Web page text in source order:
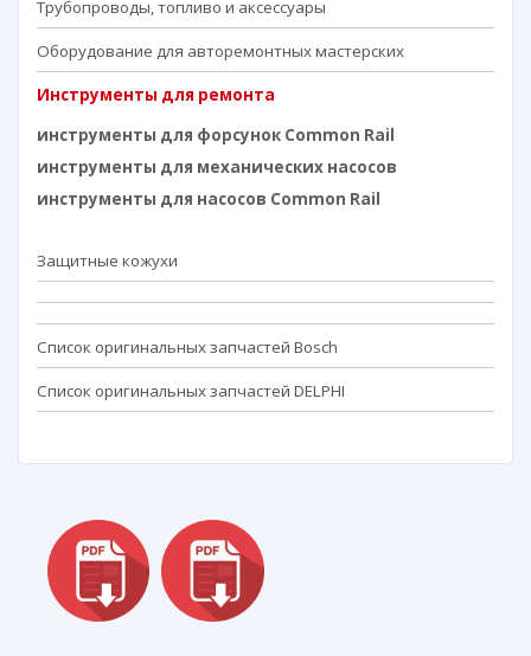
Трубопроводы, топливо и аксессуары
Оборудование для авторемонтных мастерских
Инструменты для ремонта
инструменты для форсунок Common Rail
инструменты для механических насосов
инструменты для насосов Common Rail
Защитные кожухи
Список оригинальных запчастей Bosch
Список оригинальных запчастей DELPHI